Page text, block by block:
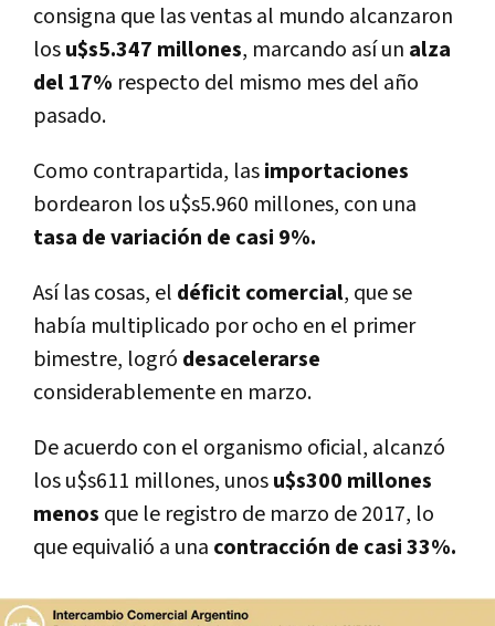
consigna que las ventas al mundo alcanzaron
losu$s5.347 millones, marcando así­ un alza
del 17% respecto del mismo mes del año
pasado.
Como contrapartida, lasimportaciones
bordearon los u$s5.960 millones, con una
tasa de variación de casi 9%.
Así­ las cosas, el déficit comercial, que se
habí­a multiplicado por ocho en el primer
bimestre, logró desacelerarse
considerablemente en marzo.
De acuerdo con el organismo oficial, alcanzó
los u$s611 millones, unosu$s300 millones
menos que le registro de marzo de 2017, lo
que equivalió a una contracción de casi 33%.